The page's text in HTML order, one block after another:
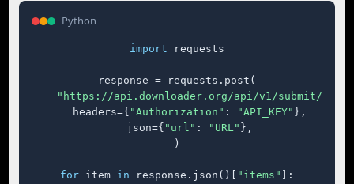
Python
import requests
response = requests.post(
"https://api.downloader.org/api/v1/submit/"
    headers={
"Authorization" : "API_KEY" },
    json={
"url" : "URL" },
)
for item in response.json()[ "items" ]: